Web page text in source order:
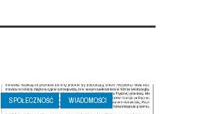
SPOŁECZNOŚĆ WIADOMOŚCI